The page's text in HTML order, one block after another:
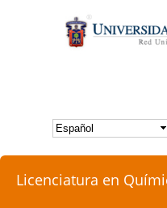
Licenciatura en